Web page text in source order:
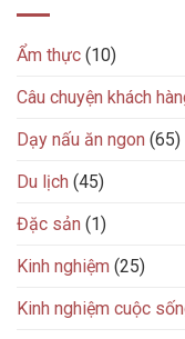
Ẩm thực (10)
Câu chuyện khách
Dạy nấu ăn ngon (65)
Du lịch (45)
Đặc sản (1)
Kinh nghiệm (25)
Kinh nghiệm cuộc